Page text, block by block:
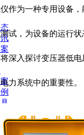
作为一种专用设备
试，为设备的运行
深入探讨变压器低
力系统中的重要性。